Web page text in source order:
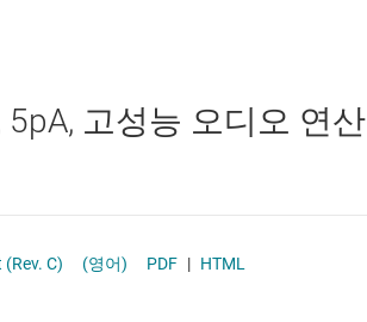
고성능 오디오 연산
C) (영어) PDF | HTML